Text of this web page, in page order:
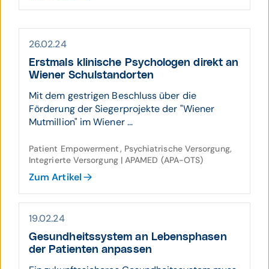
26.02.24
Erstmals klinische Psycho­logen direkt an
Wiener Schul­stand­orten
Mit dem gestrigen Beschluss über die
Förderung der Siegerprojekte der "Wiener
Mutmillion" im Wiener ...
Patient Empowerment, Psychiatrische Versorgung,
Integrierte Versorgung | APAMED (APA-OTS)
Zum Artikel
19.02.24
Gesund­heits­system an Lebens­phasen
der Patien­ten an­passen